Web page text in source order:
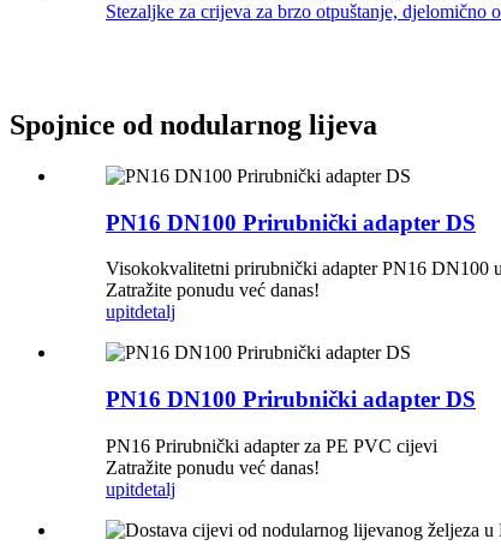
Stezaljke za crijeva za brzo otpuštanje, djelomično
Spojnice od nodularnog lijeva
PN16 DN100 Prirubnički adapter DS
Visokokvalitetni prirubnički adapter PN16 DN100
Zatražite ponudu već danas!
upitdetalj
PN16 DN100 Prirubnički adapter DS
PN16 Prirubnički adapter za PE PVC cijevi
Zatražite ponudu već danas!
upitdetalj